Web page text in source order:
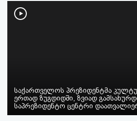
საქართველოს პრეზიდენტმა
ერთად ზუგდიდში, ზვიად
საპრეზიდენტო ცენტრი